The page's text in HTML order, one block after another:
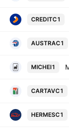
CREDITC1
AUSTRAC1
MICHEI1
CARTAVC1
HERMESC1